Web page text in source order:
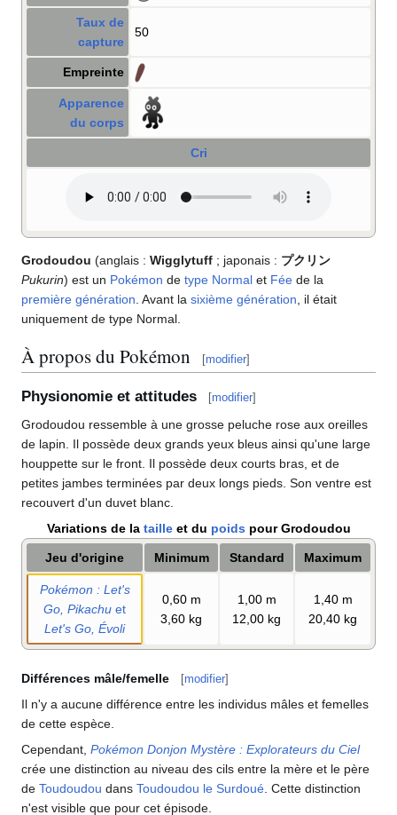
Taux de
capture
50
Empreinte
Apparence
du corps
Cri
Grodoudou (anglais : Wigglytuff ; japonais : プクリン
Pukurin) est un Pokémon de type Normal et Fée de la
première génération . Avant la sixième génération , il était
uniquement de type Normal.
À propos du Pokémon [modifier]
Physionomie et attitudes [modifier]
Grodoudou ressemble à une grosse peluche rose aux oreilles
de lapin. Il possède deux grands yeux bleus ainsi qu'une large
houppette sur le front. Il possède deux courts bras, et de
petites jambes terminées par deux longs pieds. Son ventre est
recouvert d'un duvet blanc.
Variations de la tailleet du poids pour Grodoudou
Jeu d'origine Minimum Standard Maximum
Pokémon : Let's
Go, Pikachu et
Let's Go, Évoli
0,60 m
3,60 kg
1,00 m
12,00 kg
1,40 m
20,40 kg
Différences mâle/femelle [modifier]
Il n'y a aucune différence entre les individus mâles et femelles
de cette espèce.
Cependant, Pokémon Donjon Mystère : Explorateurs du Ciel
crée une distinction au niveau des cils entre la mère et le père
de Toudoudou dans Toudoudou le Surdoué . Cette distinction
n'est visible que pour cet épisode.